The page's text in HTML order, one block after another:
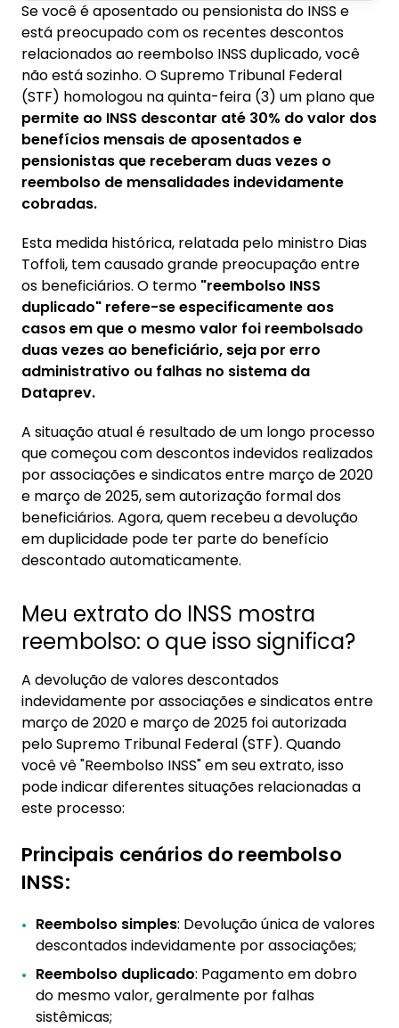
1. Meu extrato do INSS mostra reembolso: o
que isso significa?
1.1. Principais cenários do reembolso INSS:
2. Por que o INSS pode descontar valores do
meu benefício?
2.1. Descontos autorizados pela decisão do
STF:
2.2. Outros motivos legais para descontos
do benefício INSS:
3. Identifiquei um desconto que não
reconheço: o que fazer?
3.1. Passo 1: Verifique se houve notificação
oficial
3.2. Passo 2: Consulte a origem do desconto
no benefício
3.4. Passo 5: Acompanhe o processo de
reembolso
4. Como acessar meu extrato de pagamento
do INSS e as informações de consignação?
4.1. Pelo aplicativo Meu INSS:
4.3. Opções para quem tem dificuldade com
tecnologia:
pedir o dinheiro de volta?
5.1. Como funciona o novo processo de
reembolso de descontos do INSS
Se você é aposentado ou pensionista do INSS e
está preocupado com os recentes descontos
relacionados ao reembolso INSS duplicado, você
não está sozinho. O Supremo Tribunal Federal
(STF) homologou na quinta-feira (3) um plano que
permite ao INSS descontar até 30% do valor dos
benefícios mensais de aposentados e
pensionistas que receberam duas vezes o
reembolso de mensalidades indevidamente
cobradas.
Esta medida histórica, relatada pelo ministro Dias
Toffoli, tem causado grande preocupação entre
os beneficiários. O termo "reembolso INSS
duplicado" refere-se especificamente aos
casos em que o mesmo valor foi reembolsado
duas vezes ao beneficiário, seja por erro
administrativo ou falhas no sistema da
Dataprev.
A situação atual é resultado de um longo processo
que começou com descontos indevidos realizados
por associações e sindicatos entre março de 2020
e março de 2025, sem autorização formal dos
beneficiários. Agora, quem recebeu a devolução
em duplicidade pode ter parte do benefício
descontado automaticamente.
Meu extrato do INSS mostra
reembolso: o que isso significa?
A devolução de valores descontados
indevidamente por associações e sindicatos entre
março de 2020 e março de 2025 foi autorizada
pelo Supremo Tribunal Federal (STF). Quando
você vê "Reembolso INSS" em seu extrato, isso
pode indicar diferentes situações relacionadas a
este processo:
Principais cenários do reembolso
INSS:
Reembolso simples: Devolução única de valores
descontados indevidamente por associações;
Reembolso duplicado: Pagamento em dobro
do mesmo valor, geralmente por falhas
sistêmicas;